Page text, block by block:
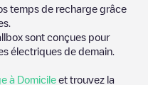
temps de recharge grâce
sont conçues pour
électriques de demain.
à Domicile et trouvez la